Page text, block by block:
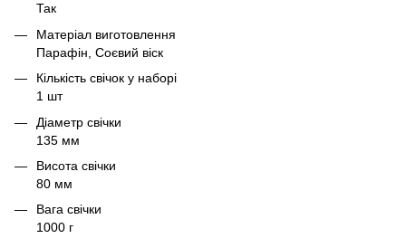
Так
Матеріал виготовлення
Парафін, Соєвий віск
Кількість свічок у наборі
1 шт
Діаметр свічки
135 мм
Висота свічки
80 мм
Вага свічки
1000 г